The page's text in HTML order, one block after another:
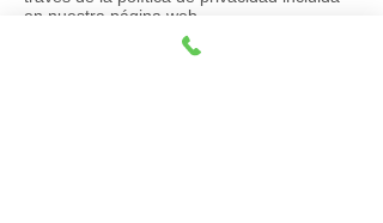
en nuestra página web.
TUTELA AGENCIA ESPAÑOLA DE
PROTECCIÓN DE DATOS: En caso de